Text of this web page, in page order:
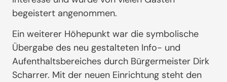
begeistert angenommen.
Ein weiterer Höhepunkt war die symbolische
Übergabe des neu gestalteten Info- und
Aufenthaltsbereiches durch Bürgermeister Dirk
Scharrer. Mit der neuen Einrichtung steht den